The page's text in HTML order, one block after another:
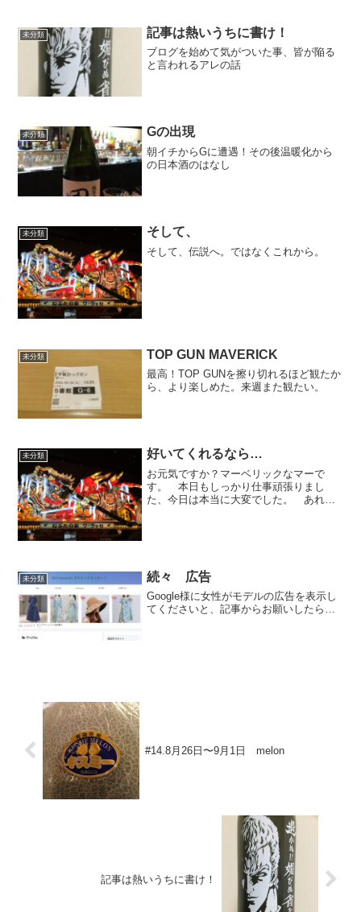
未分類 記事は熱いうちに書け！
ブログを始めて気がついた事、皆が陥る
と言われるアレの話
未分類 Gの出現
朝イチからGに遭遇！その後温暖化から
の日本酒のはなし
未分類 そして、
そして、伝説へ。ではなくこれから。
未分類 TOP GUN MAVERICK
最高！TOP GUNを擦り切れるほど観たか
ら、より楽しめた。来週また観たい。
未分類 好いてくれるなら…
お元気ですか？マーベリックなマーで
す。 本日もしっかり仕事頑張りまし
た、今日は本当に大変でした。 あれだ
未分類 続々 広告
Google様に女性がモデルの広告を表示し
てくださいと、記事からお願いしたら…
#14.8月26日〜9月1日 melon
記事は熱いうちに書け！